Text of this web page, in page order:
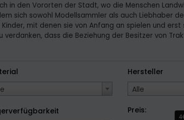
in den Vororten der Stadt, wo die Menschen
sich sowohl Modellsammler als auch Liebhaber
mit denen sie von Anfang an spielen und erst
dass die Beziehung der Besitzer von
Hersteller
Alle
Preis: